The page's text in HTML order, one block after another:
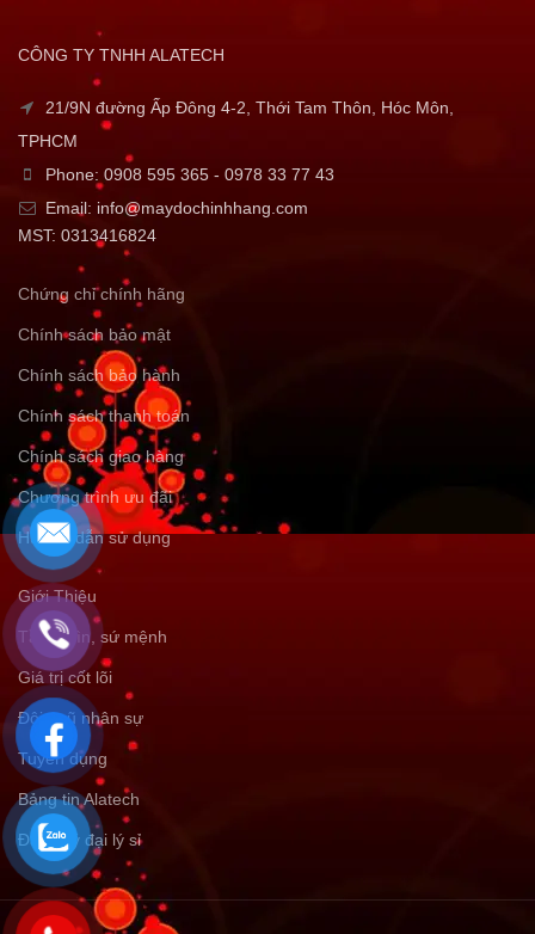
CÔNG TY TNHH ALATECH
21/9N đường Ấp Đông 4-2, Thới Tam Thôn, Hóc Môn,
TPHCM
Phone: 0908 595 365 - 0978 33 77 43
Email: info@maydochinhhang.com
MST: 0313416824
Chứng chỉ chính hãng
Chính sách bảo mật
Chính sách bảo hành
Chính sách thanh toán
Chính sách giao hàng
Chương trình ưu đãi
Hướng dẫn sử dụng
Giới Thiệu
Tầm nhìn, sứ mệnh
Giá trị cốt lõi
Đội ngũ nhân sự
Tuyển dụng
Bảng tin Alatech
Đăng ký đại lý sỉ